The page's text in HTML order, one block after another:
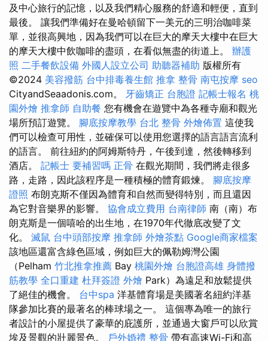
及中心旅行的記憶，以及我們精心服務的舒適和輕便，直到
最後。 讓我們準備好在曼哈頓留下一美元的三明治咖啡菜
單，並很高興地，因為我們可以在巨大的摩天大樓中在巨大
的摩天大樓中飲咖啡的盡頭，在看似無盡的街道上。 辦護
照 二手餐飲設備 外國人設立公司 助聽器補助 版權所有
©2024 美容撥筋 台中排毒養生館 推拿 整骨 南屯按摩 seo
CityandSeaadonis.com。 牙齒矯正 台胞證 記帳士報名 桃
園外燴 推拿師 自助餐 您有機會在遊覽中為各種寺廟和觀光
場所預訂遊覽。 腳底按摩教學 台北 整骨 外燴佈置 這使我
們可以檢查可用性，並確保可以使用您選擇的語言語言流利
的語言。 前往紐約的阿姆斯特丹，午後到達，然後轉移到
酒店。 記帳士 要補習嗎 正骨 在觀光期間，我們將走很多
路，走路，因此該程序是一種積極的體育鍛煉。 腳底按摩
證照 布朗克斯不僅因為體育和自然而變得特別，而且還因
為它對音樂界的影響。 協會成立費用 台南律師 南（南）布
朗克斯是一個嘻哈的出生地，在1970年代徹底改變了文
化。 滅鼠 台中頭部按摩 推拿師 外燴茶點 Google商家檔案
該地區還富含綠色區域，例如巨大的佩勒姆灣公園
（Pelham 竹北推拿推薦 Bay 桃園外燴 台胞證高雄 身體撥
筋教學 全口重建 杜拜簽證 外燴 Park）為遠足和放鬆提供
了絕佳的機會。 台中spa 洋基體育場是美國著名紐約洋基
隊參加比賽的最著名的棒球場之一。 這個專為唯一的旅行
者設計的小屋提供了豪華的庇護所，並通過大窗戶可以欣賞
埃及景觀的壯麗景色。 戶外婚禮 整骨 帶有高速Wi-Fi和高